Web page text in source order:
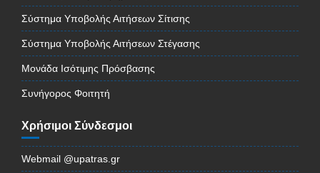
Σύστημα Υποβολής Αιτήσεων Σίτισης
Σύστημα Υποβολής Αιτήσεων Στέγασης
Μονάδα Ισότιμης Πρόσβασης
Συνήγορος Φοιτητή
Χρήσιμοι Σύνδεσμοι
Webmail @upatras.gr